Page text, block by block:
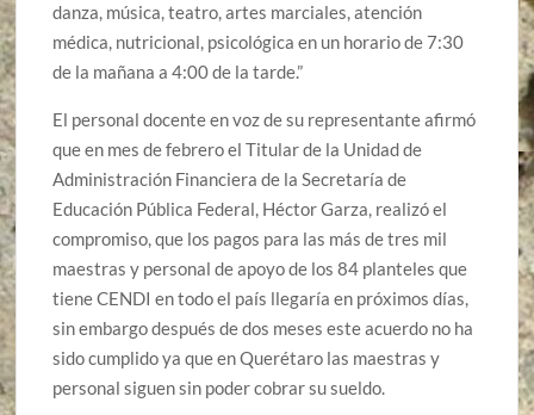
danza, música, teatro, artes marciales, atención
médica, nutricional, psicológica en un horario de 7:30
de la mañana a 4:00 de la tarde.”
El personal docente en voz de su representante afirmó
que en mes de febrero el Titular de la Unidad de
Administración Financiera de la Secretaría de
Educación Pública Federal, Héctor Garza, realizó el
compromiso, que los pagos para las más de tres mil
maestras y personal de apoyo de los 84 planteles que
tiene CENDI en todo el país llegaría en próximos días,
sin embargo después de dos meses este acuerdo no ha
sido cumplido ya que en Querétaro las maestras y
personal siguen sin poder cobrar su sueldo.